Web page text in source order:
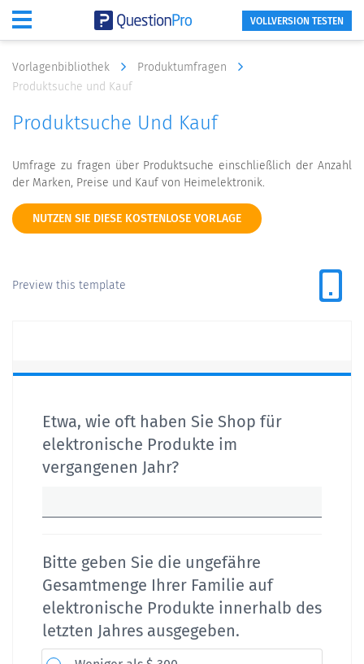
VOLLVERSION TESTEN
Vorlagenbibliothek
Produktumfragen
Produktsuche und Kauf
Produktsuche Und Kauf
Umfrage zu fragen über Produktsuche einschließlich der Anzahl
der Marken, Preise und Kauf von Heimelektronik.
NUTZEN SIE DIESE KOSTENLOSE VORLAGE
Preview this template